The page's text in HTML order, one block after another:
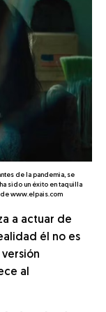
de la pandemia, se
sido un éxito en taquilla
www.elpais.com
a actuar de
él no es
versión
al